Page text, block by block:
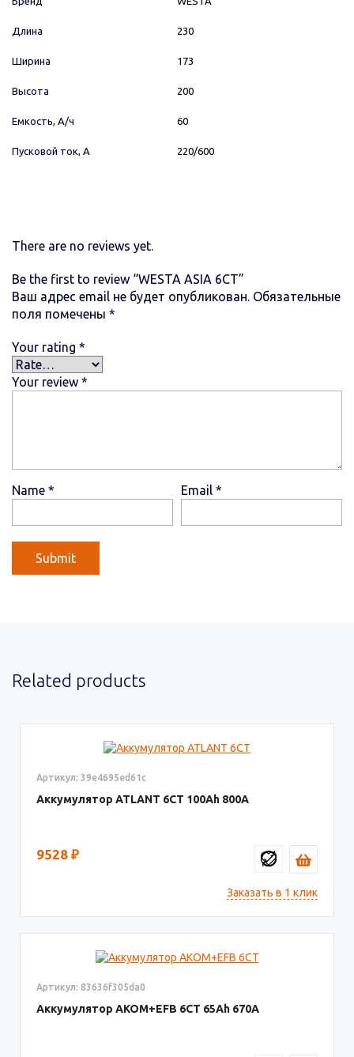
Длина 230
Ширина 173
Высота 200
Емкость, А/ч 60
Пусковой ток, А 220/600
There are no reviews yet.
Be the first to review “WESTA ASIA 6СТ”
Ваш адрес email не будет опубликован. Обязательные
поля помечены *
Your rating *
Your review *
Name * Email *
Related products
Артикул: 39e4695ed61c
Аккумулятор ATLANT 6СТ 100 800
9528 ₽
Заказать в 1 клик
Артикул: 83636f305da0
Аккумулятор AKOM+EFB 6СТ 65 670